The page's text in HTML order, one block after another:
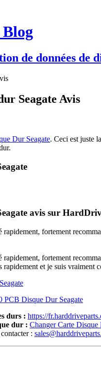
de données de
Seagate Avis
Dur Seagate. Ceci est juste
avis sur
fortement
fortement
rapidement et je suis vraiment
PCB Disque Dur Seagate
durs : https://
dur : Changer Carte Disque
: